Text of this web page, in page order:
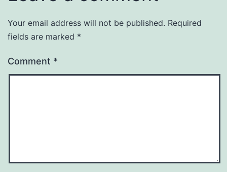
Your email address will not be published. Required
fields are marked *
Comment *